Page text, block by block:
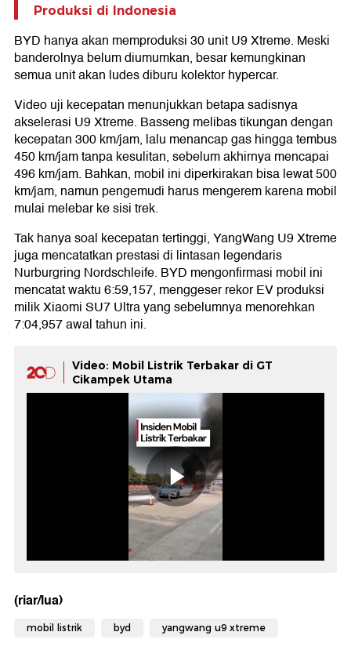
Produksi di Indonesia
BYD hanya akan memproduksi 30 unit U9 Xtreme. Meski
banderolnya belum diumumkan, besar kemungkinan
semua unit akan ludes diburu kolektor hypercar.
Video uji kecepatan menunjukkan betapa sadisnya
akselerasi U9 Xtreme. Basseng melibas tikungan dengan
kecepatan 300 km/jam, lalu menancap gas hingga tembus
450 km/jam tanpa kesulitan, sebelum akhirnya mencapai
496 km/jam. Bahkan, mobil ini diperkirakan bisa lewat 500
km/jam, namun pengemudi harus mengerem karena mobil
mulai melebar ke sisi trek.
Tak hanya soal kecepatan tertinggi, YangWang U9 Xtreme
juga mencatatkan prestasi di lintasan legendaris
Nurburgring Nordschleife. BYD mengonfirmasi mobil ini
mencatat waktu 6:59,157, menggeser rekor EV produksi
milik Xiaomi SU7 Ultra yang sebelumnya menorehkan
7:04,957 awal tahun ini.
Video: Mobil Listrik Terbakar di GT
Cikampek Utama
(riar/lua)
mobil listrik byd yangwang u9 xtreme